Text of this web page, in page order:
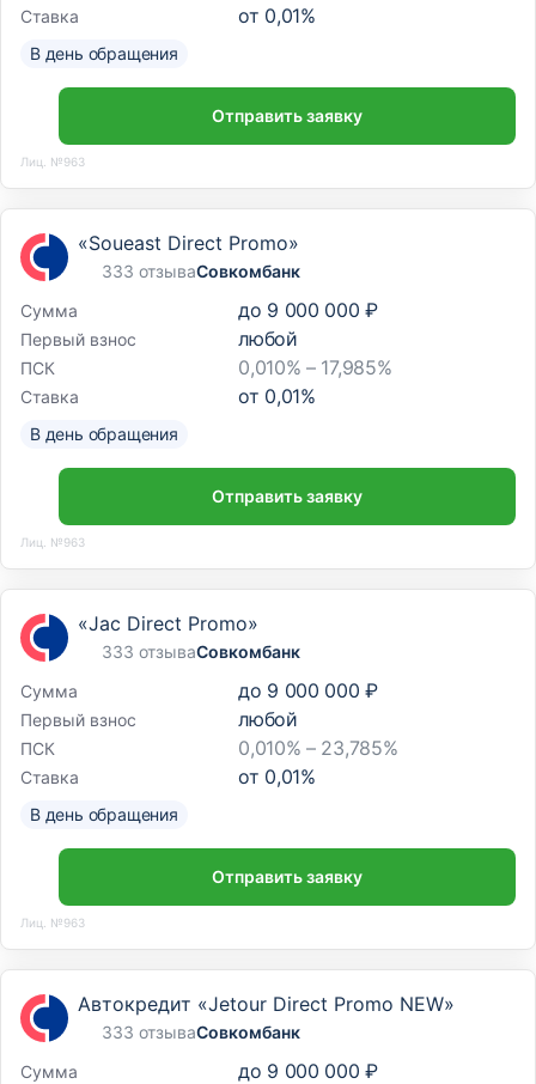
Ставка от 0,01%
В день обращения
Отправить заявку
Лиц. №963
«Soueast Direct Promo»
333 отзываСовкомбанк
Сумма
до 9 000 000 ₽
Первый взнос любой
ПСК 0,010% – 17,985%
Ставка от 0,01%
В день обращения
Отправить заявку
Лиц. №963
«Jac Direct Promo»
333 отзываСовкомбанк
Сумма
до 9 000 000 ₽
Первый взнос любой
ПСК 0,010% – 23,785%
Ставка от 0,01%
В день обращения
Отправить заявку
Лиц. №963
Автокредит «Jetour Direct Promo NEW»
333 отзываСовкомбанк
Сумма
до 9 000 000 ₽